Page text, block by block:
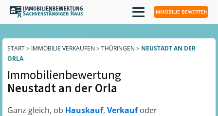
IMMOBILIE BEWERTEN
START> IMMOBILIE VERKAUFEN > THÜRINGEN > NEUSTADT AN DER
ORLA
Immobilienbewertung
Neustadt an der Orla
Ganz gleich, ob Hauskauf, Verkaufoder